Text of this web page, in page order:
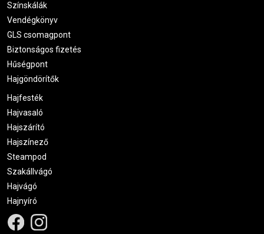
Színskálák
Vendégkönyv
GLS csomagpont
Biztonságos fizetés
Hűségpont
Hajgöndörítők
Hajfesték
Hajvasaló
Hajszárító
Hajszínező
Steampod
Szakállvágó
Hajvágó
Hajnyíró